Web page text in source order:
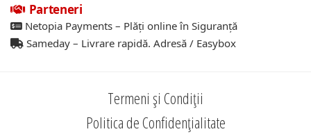
Parteneri
Netopia Payments – Plăți online în Siguranță
Sameday – Livrare rapidă. Adresă / Easybox
Termeni și Condiții
Politica de Confidențialitate